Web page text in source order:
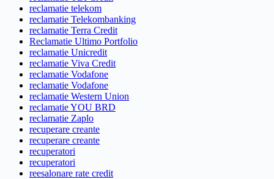
reclamatie telekom
reclamatie Telekombanking
reclamatie Terra Credit
Reclamatie Ultimo Portfolio
reclamatie Unicredit
reclamatie Viva Credit
reclamatie Vodafone
reclamatie Vodafone
reclamatie Western Union
reclamatie YOU BRD
reclamatie Zaplo
recuperare creante
recuperare creante
recuperatori
recuperatori
reesalonare rate credit